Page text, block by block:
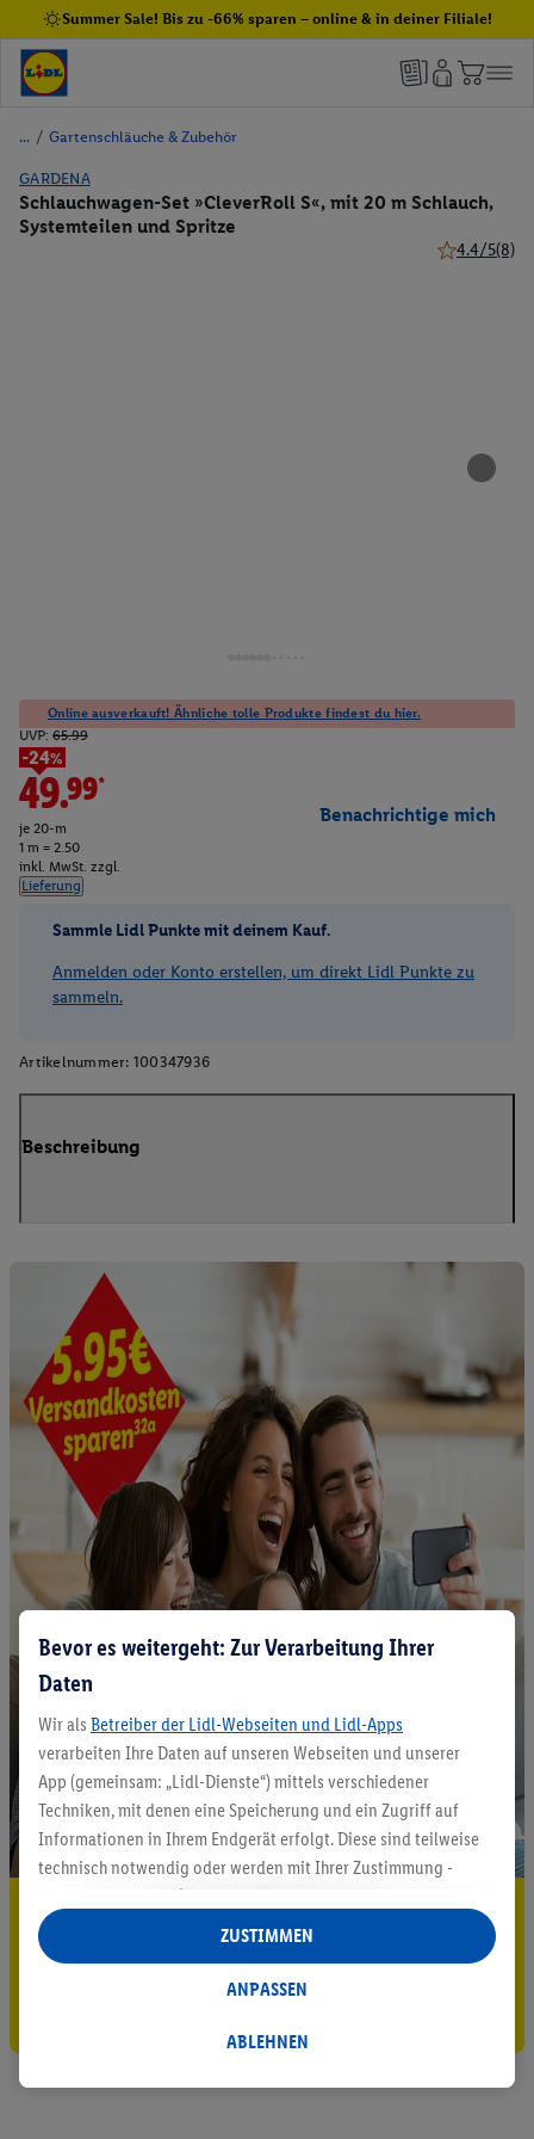
Summer Sale! Bis zu -66% sparen – online & in deiner Filiale!
/ Gartenschläuche & Zubehör
GARDENA
Schlauchwagen-Set »CleverRoll S«, mit 20 m Schlauch,
Systemteilen und Spritze
4.4/5(8)
Online ausverkauft! Ähnliche tolle Produkte findest du hier.
UVP: 65.99
-24%
49.99*
je 20-m
1 m = 2.50
inkl. MwSt. zzgl.
Lieferung
Benachrichtige mich
Sammle Lidl Punkte mit deinem Kauf.
Anmelden oder Konto erstellen, um direkt Lidl Punkte zu
sammeln.
Artikelnummer: 100347936
Beschreibung
5.95 € Versand sparen³²ᵃ
Bevor es weitergeht: Zur Verarbeitung Ihrer
Daten
Wir als Betreiber der Lidl-Webseiten und Lidl-Apps
verarbeiten Ihre Daten auf unseren Webseiten und unserer
App (gemeinsam: „Lidl-Dienste“) mittels verschiedener
Techniken, mit denen eine Speicherung und ein Zugriff auf
Informationen in Ihrem Endgerät erfolgt. Diese sind teilweise
technisch notwendig oder werden mit Ihrer Zustimmung -
auch durch Partner (u.a.
Verantwortliche; im Zusammenhang mit dem IAB TCF
insgesamt
Statistik-Erstellung oder für personalisierte Werbung
Datenverarbeitungen für personalisierte Werbung werden
ABLEHNEN
ANPASSEN
ZUSTIMMEN